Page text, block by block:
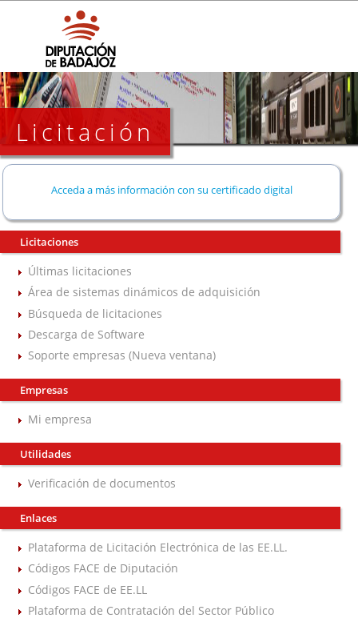
Licitación
Acceda a más información con su certificado digital
Licitaciones
Últimas licitaciones
Área de sistemas dinámicos de adquisición
Búsqueda de licitaciones
Descarga de Software
Soporte empresas (Nueva ventana)
Empresas
Mi empresa
Utilidades
Verificación de documentos
Enlaces
Plataforma de Licitación Electrónica de las EE.LL.
Códigos FACE de Diputación
Códigos FACE de EE.LL
Plataforma de Contratación del Sector Público